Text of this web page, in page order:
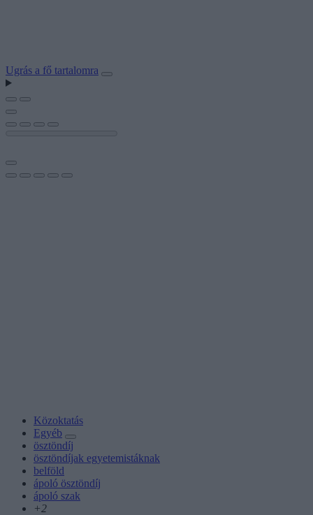
Ugrás a fő tartalomra
Közoktatás
Egyéb
ösztöndíj
ösztöndíjak egyetemistáknak
belföld
ápoló ösztöndíj
ápoló szak
+2